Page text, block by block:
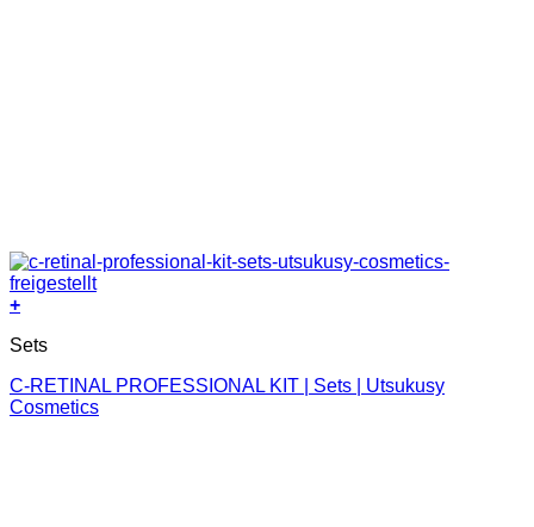
+
Sets
C-RETINAL PROFESSIONAL KIT | Sets | Utsukusy
Cosmetics